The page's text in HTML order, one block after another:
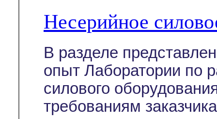
Несерийное
В разделе
опыт Лаборатории по
силового
требованиям